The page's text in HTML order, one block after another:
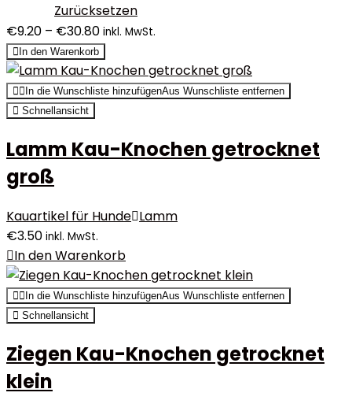
Zurücksetzen
€9.20 – €30.80 inkl. MwSt.
In den Warenkorb
In die Wunschliste hinzufügenAus Wunschliste entfernen
Schnellansicht
Lamm Kau-Knochen getrocknet
groß
Kauartikel für Hunde Lamm
€3.50 inkl. MwSt.
In den Warenkorb
In die Wunschliste hinzufügenAus Wunschliste entfernen
Schnellansicht
Ziegen Kau-Knochen getrocknet
klein